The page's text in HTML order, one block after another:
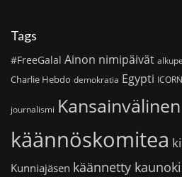
Tags
#FreeGalal Ainon nimipäivät
Charlie Hebdo demokratia Egypti ICORN
journalismi
käännöskomitea
Kunniajäsen käännetty